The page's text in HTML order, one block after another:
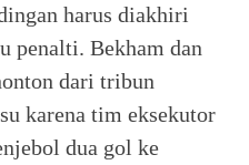
harus diakhiri
penalti. Bekham dan
dari tribun
karena tim eksekutor
dua gol ke